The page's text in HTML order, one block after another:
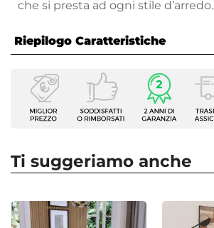
che si presta ad ogni stile d’arredo.
Riepilogo Caratteristiche
Caratteristiche
Tipologia
Set sgabelli
Serie
Dimensioni
Ti suggeriamo anche